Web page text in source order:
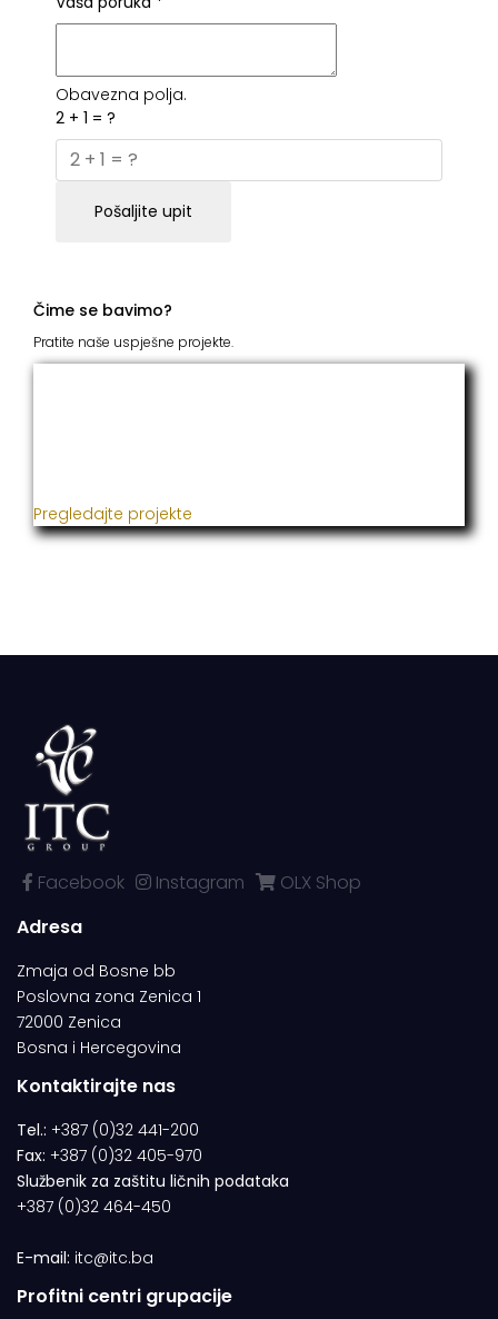
Obavezna polja.
2 + 1 = ?
Pošaljite upit
Čime se bavimo?
Pratite naše uspješne projekte.
Pregledajte projekte
Facebook Instagram
OLX Shop
Adresa
Zmaja od Bosne bb
Poslovna zona Zenica 1
72000 Zenica
Bosna i Hercegovina
Kontaktirajte nas
Tel.: +387 (0)32 441-200
Fax: +387 (0)32 405-970
Službenik za zaštitu ličnih podataka
+387 (0)32 464-450
E-mail: itc@itc.ba
Profitni centri grupacije